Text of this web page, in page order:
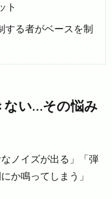
ト
する者がベースを制
ない…その悩み
ノイズが出る」「弾
か鳴ってしまう」